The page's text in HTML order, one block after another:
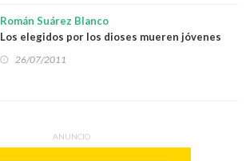
Román Suárez Blanco
Los elegidos por los dioses mueren jóvenes
26/07/2011
ANUNCIO